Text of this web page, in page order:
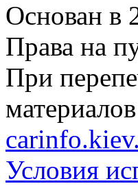
Основан в
Права на
При
Условия